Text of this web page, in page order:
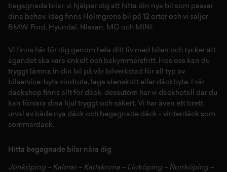
begagnade bilar, vi hjälper dig att hitta din nya bil som passar
dina behov. Idag finns Holmgrens bil på 12 orter och vi säljer
BMW, Ford, Hyundai, Nissan , MG och MINI.
Vi finns här för dig genom hela ditt liv med bilen och tycker att
ägandet ska vara enkelt och bekymmersfritt. Hos oss kan du
tryggt lämna in din bil på vår bilverkstad för all typ av
bilservice: byta vindruta, laga stenskott eller däckbyte. I vår
däckshop finns allt för däck, dessutom har vi däckhotell där du
kan förvara dina hjul tryggt och säkert. Vi har även ett brett
urval av både nya däck och begagnade däck - vinterdäck som
sommardäck.
Hitta begagnade bilar nära dig
Jönköping– Kalmar – Karlskrona – Linköping– Norrköping–